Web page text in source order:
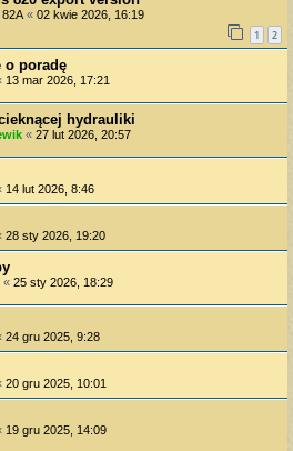
82A « 02 kwie 2026, 16:19
1 2
o poradę
13 mar 2026, 17:21
hydrauliki
« 27 lut 2026, 20:57
14 lut 2026, 8:46
28 sty 2026, 19:20
« 25 sty 2026, 18:29
24 gru 2025, 9:28
20 gru 2025, 10:01
19 gru 2025, 14:09